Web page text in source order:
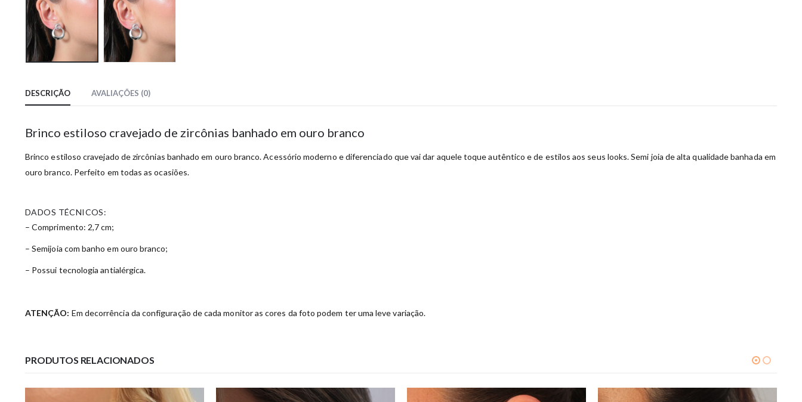
DESCRIÇÃO AVALIAÇÕES (0)
Brinco estiloso cravejado de zircônias banhado em ouro branco
Brinco estiloso cravejado de zircônias banhado em ouro branco. Acessório moderno e diferenciado que vai dar aquele toque autêntico e de estilos aos seus looks. Semi joia de alta qualidade banhada em
ouro branco. Perfeito em todas as ocasiões.
DADOS TÉCNICOS:
– Comprimento: 2,7 cm;
– Semijoia com banho em ouro branco;
– Possui tecnologia antialérgica.
ATENÇÃO: Em decorrência da configuração de cada monitor as cores da foto podem ter uma leve variação.
PRODUTOS RELACIONADOS